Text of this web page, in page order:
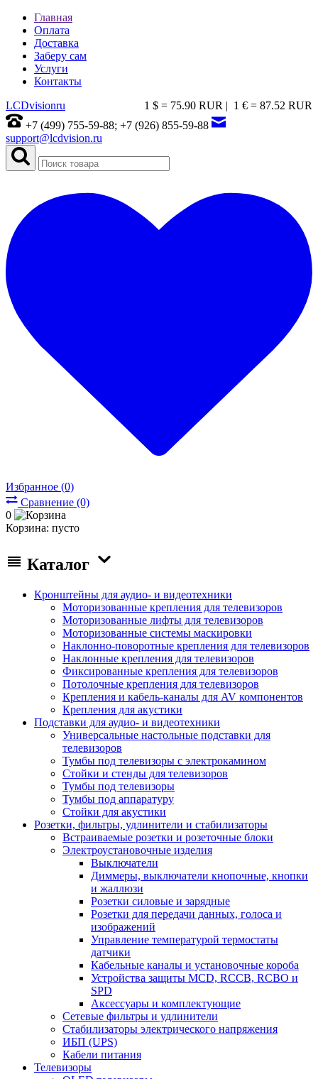
Главная
Оплата
Доставка
Заберу сам
Услуги
Контакты
1 € = 87.52 RUR
1 $ = 75.90 RUR |
LCDvisionru
+7 (499) 755-59-88; +7 (926) 855-59-88
support@lcdvision.ru
Избранное (0)
Сравнение (0)
0
Корзина: пусто
Каталог
Кронштейны для аудио- и видеотехники
Моторизованные крепления для телевизоров
Моторизованные лифты для телевизоров
Моторизованные системы маскировки
Наклонно-поворотные крепления для телевизоров
Наклонные крепления для телевизоров
Фиксированные крепления для телевизоров
Потолочные крепления для телевизоров
Крепления и кабель-каналы для AV компонентов
Крепления для акустики
Подставки для аудио- и видеотехники
Универсальные настольные подставки для
телевизоров
Тумбы под телевизоры с электрокамином
Стойки и стенды для телевизоров
Тумбы под телевизоры
Тумбы под аппаратуру
Стойки для акустики
Розетки, фильтры, удлинители и стабилизаторы
Встраиваемые розетки и розеточные блоки
Электроустановочные изделия
Выключатели
Диммеры, выключатели кнопочные, кнопки
и жаллюзи
Розетки силовые и зарядные
Розетки для передачи данных, голоса и
изображений
Управление температурой термостаты
датчики
Кабельные каналы и установочные короба
Устройства защиты MCD, RCCB, RCBO и
SPD
Аксессуары и комплектующие
Сетевые фильтры и удлинители
Стабилизаторы электрического напряжения
ИБП (UPS)
Кабели питания
Телевизоры